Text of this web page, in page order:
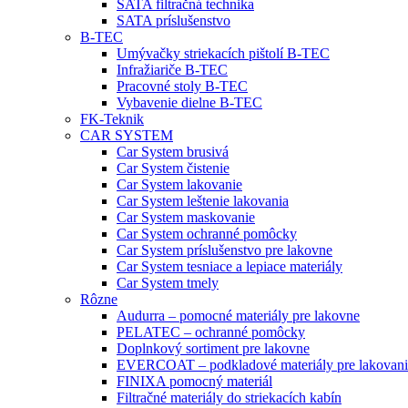
SATA filtračná technika
SATA príslušenstvo
B-TEC
Umývačky striekacích pištolí B-TEC
Infražiariče B-TEC
Pracovné stoly B-TEC
Vybavenie dielne B-TEC
FK-Teknik
CAR SYSTEM
Car System brusivá
Car System čistenie
Car System lakovanie
Car System leštenie lakovania
Car System maskovanie
Car System ochranné pomôcky
Car System príslušenstvo pre lakovne
Car System tesniace a lepiace materiály
Car System tmely
Rôzne
Audurra – pomocné materiály pre lakovne
PELATEC – ochranné pomôcky
Doplnkový sortiment pre lakovne
EVERCOAT – podkladové materiály pre
FINIXA pomocný materiál
Filtračné materiály do striekacích kabín